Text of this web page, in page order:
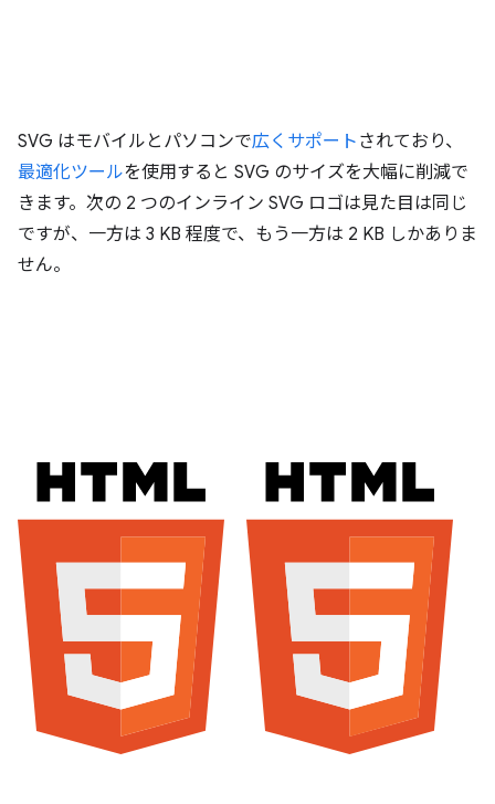
SVG はモバイルとパソコンで広くサポート されており、
最適化ツールを使用すると SVG のサイズを大幅に削減で
きます。次の 2 つのインライン SVG ロゴは見た目は同じ
ですが、一方は 3 KB 程度で、もう一方は 2 KB しかありま
せん。